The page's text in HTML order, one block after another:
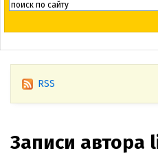
RSS
Записи автора